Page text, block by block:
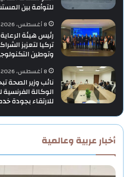
للتوأمة بين
8 أغسطس، 2026
رئيس هيئة
تركيا لتعزيز
وتوطين
8 أغسطس، 2026
نائب وزير الصحة
الوكالة
للارتقاء بجودة
أخبار عربية وعالمية